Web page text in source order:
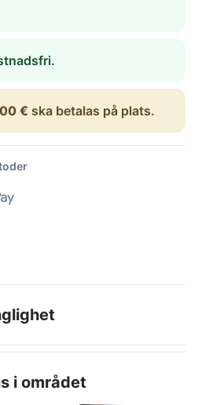
€ ska betalas på plats.
i området